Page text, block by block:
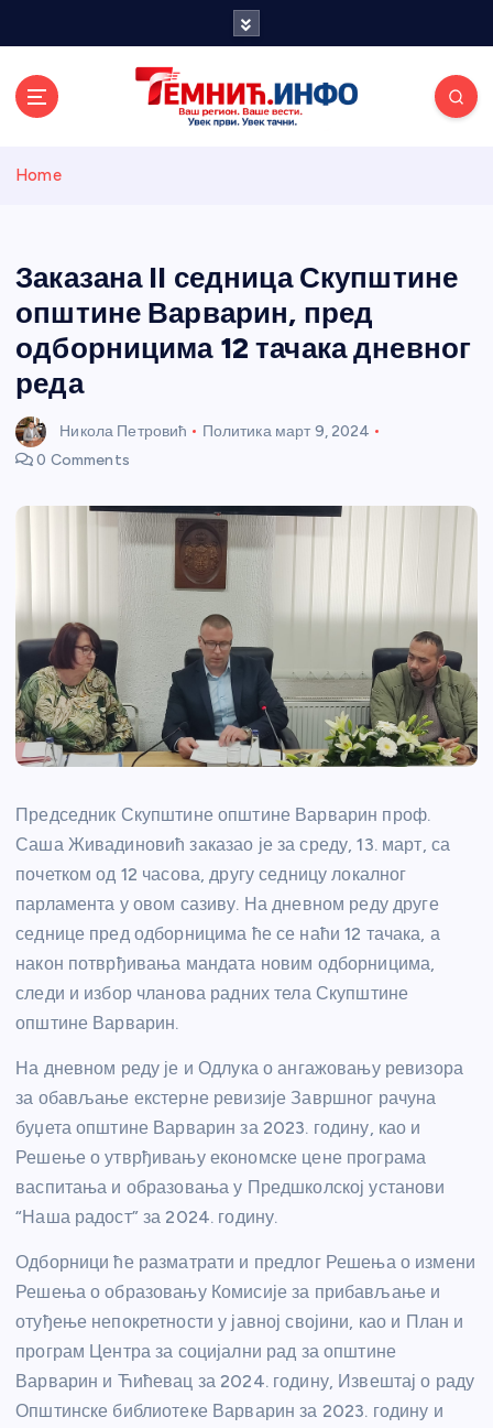
и портал
Home
Заказана II седница Скупштине
општине Варварин, пред
одборницима 12 тачака дневног
реда
Никола Петровић Политика март 9, 2024
0 Comments
Председник Скупштине општине Варварин проф.
Саша Живадиновић заказао је за среду, 13. март, са
почетком од 12 часова, другу седницу локалног
парламента у овом сазиву. На дневном реду друге
седнице пред одборницима ће се наћи 12 тачака, а
након потврђивања мандата новим одборницима,
следи и избор чланова радних тела Скупштине
општине Варварин.
На дневном реду је и Одлука о ангажовању ревизора
за обављање екстерне ревизије Завршног рачуна
буџета општине Варварин за 2023. годину, као и
Решење о утврђивању економске цене програма
васпитања и образовања у Предшколској установи
“Наша радост” за 2024. годину.
Одборници ће разматрати и предлог Решења о измени
Решења о образовању Комисије за прибављање и
отуђење непокретности у јавној својини, као и План и
програм Центра за социјални рад за општине
Варварин и Ћићевац за 2024. годину, Извештај о раду
Општинске библиотеке Варварин за 2023. годину и